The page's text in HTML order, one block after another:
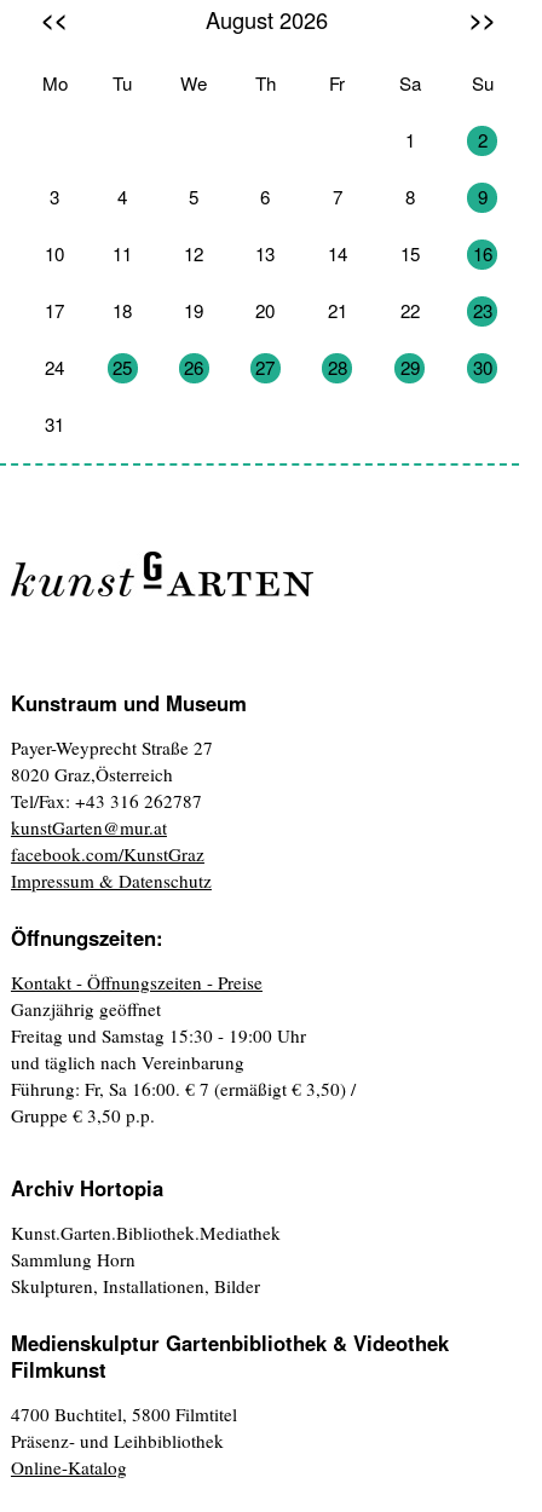
<< August 2026 >>
Mo Tu We Th Fr Sa Su
1 2
3 4 5 6 7 8 9
10 11 12 13 14 15 16
17 18 19 20 21 22 23
24 25 26 27 28 29 30
31
Kunstraum und Museum
Payer-Weyprecht Straße 27
8020 Graz,Österreich
Tel/Fax: +43 316 262787
kunstGarten@mur.at
facebook.com/KunstGraz
Impressum & Datenschutz
Öffnungszeiten:
Kontakt - Öffnungszeiten - Preise
Ganzjährig geöffnet
Freitag und Samstag 15:30 - 19:00 Uhr
und täglich nach Vereinbarung
Führung: Fr, Sa 16:00. € 7 (ermäßigt € 3,50) /
Gruppe € 3,50 p.p.
Archiv Hortopia
Kunst.Garten.Bibliothek.Mediathek
Sammlung Horn
Skulpturen, Installationen, Bilder
Medienskulptur Gartenbibliothek & Videothek
Filmkunst
4700 Buchtitel, 5800 Filmtitel
Präsenz- und Leihbibliothek
Online-Katalog